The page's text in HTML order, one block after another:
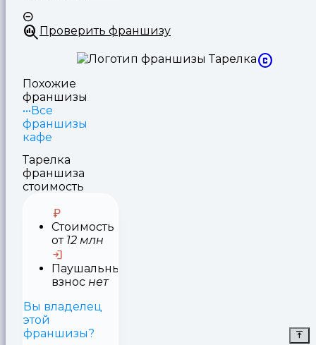
Проверить франшизу
Похожие
франшизы
Все
франшизы
кафе
Тарелка
франшиза
стоимость
Стоимость
от 12 млн
Паушальный
взнос нет
Вы владелец
этой
франшизы?